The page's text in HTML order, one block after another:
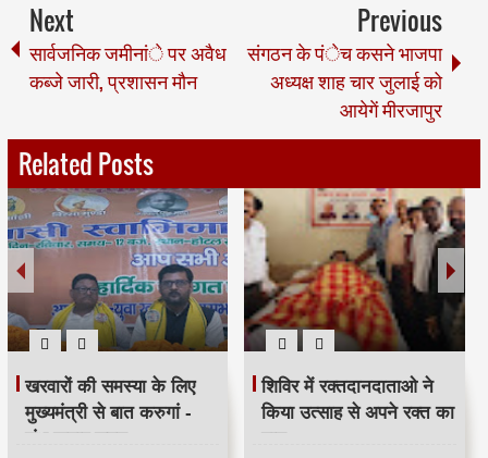
Next
सार्वजनिक जमीनांे पर अवैध
कब्जे जारी, प्रशासन मौन
Previous
संगठन के पंेच कसने भाजपा
अध्यक्ष शाह चार जुलाई को
आयेगें मीरजापुर
Related Posts
खरवारों की समस्या के लिए
मुख्यमंत्री से बात करुगां -
शंभू कुमार सुमन
शिविर में रक्तदानदाताओ ने
किया उत्साह से अपने रक्त का
दान